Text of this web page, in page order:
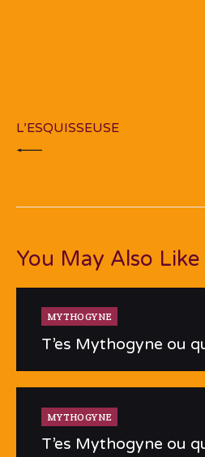
l’article
L’ESQUISSEUSE
You May Also Like
MYTHOGYNE
T’es Mythogyne ou
MYTHOGYNE
T’es Mythogyne ou